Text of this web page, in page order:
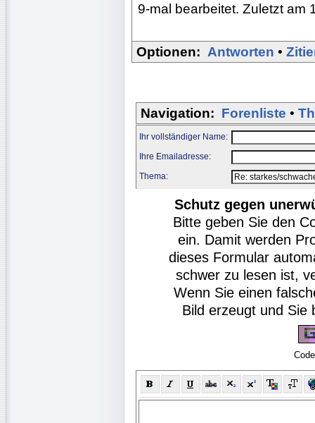
9-mal bearbeitet. Zuletzt am
Optionen: Antworten •
Navigation: Forenliste •
Ihr vollständiger Name:
Ihre Emailadresse:
Thema:
Schutz gegen
Bitte geben Sie den
ein. Damit werden
dieses Formular
schwer zu lesen ist,
Wenn Sie einen
Bild erzeugt und Sie